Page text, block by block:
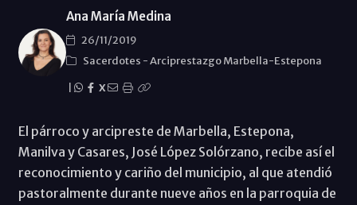
Ana María Medina
26/11/2019
Sacerdotes -Arciprestazgo Marbella-Estepona
X
El párroco y arcipreste de Marbella, Estepona,
Manilva y Casares, José López Solórzano, recibe así el
reconocimiento y cariño del municipio, al que atendió
pastoralmente durante nueve años en la parroquia de